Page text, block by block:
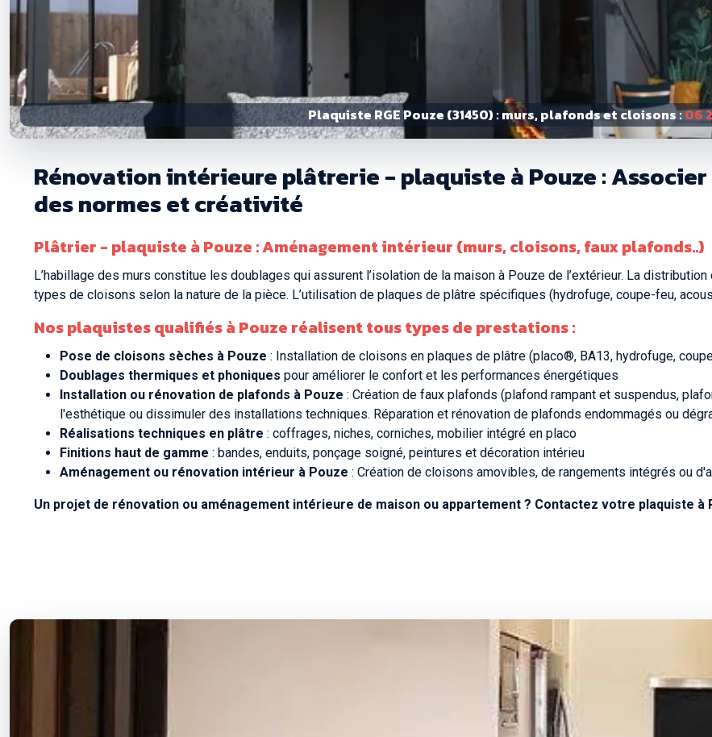
Plaquiste RGE Pouze (31450) : murs, plafonds et cloisons :06
Rénovation intérieure plâtrerie - plaquiste à Pouze :
des normes et créativité
Plâtrier - plaquiste à Pouze : Aménagement intérieur (murs, cloisons, faux plafonds..)
L’habillage des murs constitue les doublages qui assurent l’isolation de la maison à Pouze de l’extérieur. La
types de cloisons selon la nature de la pièce. L’utilisation de plaques de plâtre spécifiques (hydrofuge, coupe-feu,
Nosplaquistes qualifiés à Pouze réalisent tous types de prestations :
Pose de cloisons sèches à Pouze : Installation de cloisons en plaques de plâtre (placo®, BA13, hydrofuge,
Doublages thermiques et phoniques pour améliorer le confort et les performances énergétiques
Installation ou rénovation de plafonds à Pouze : Création de faux plafonds (plafond rampant et suspendus,
l'esthétique ou dissimuler des installations techniques. Réparation et rénovation de plafonds endommagés ou
Réalisations techniques en plâtre : coffrages, niches, corniches, mobilier intégré en placo
Finitions haut de gamme : bandes, enduits, ponçage soigné, peintures et décoration intérieu
Aménagement ou rénovation intérieur à Pouze : Création de cloisons amovibles, de rangements intégrés ou
Un projet de rénovation ou aménagement intérieure de maison ou appartement ? Contactez votre plaquiste à